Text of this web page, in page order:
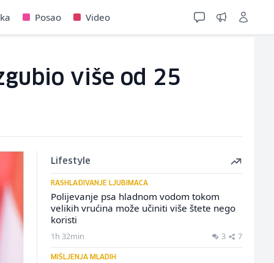
Posao Video
više od 25
Lifestyle
RASHLAĐIVANJE LJUBIMACA
Polijevanje psa hladnom vodom tokom
velikih vrućina može učiniti više štete nego
koristi
1h 32min 3 7
MIŠLJENJA MLADIH